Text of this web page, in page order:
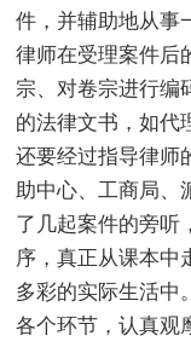
件，并辅助地从事
律师在受理案件后
宗、对卷宗进行编
的法律文书，如代
还要经过指导律师
助中心、工商局、
了几起案件的旁听
序，真正从课本中
多彩的实际生活中
各个环节，认真观